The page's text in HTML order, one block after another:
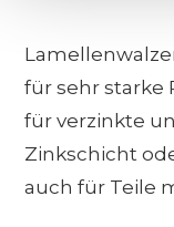
für sehr starke
für verzinkte
Zinkschicht
auch für Teile